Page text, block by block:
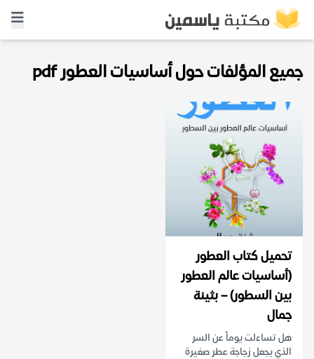
جميع المؤلفات حول أساسيات العطور pdf
تحميل كتاب العطور
(أساسيات عالم العطور
بين السطور) – بثينة
جمال
هل تساءلت يوماً عن السر
الذي يجعل زجاجة عطر صغيرة